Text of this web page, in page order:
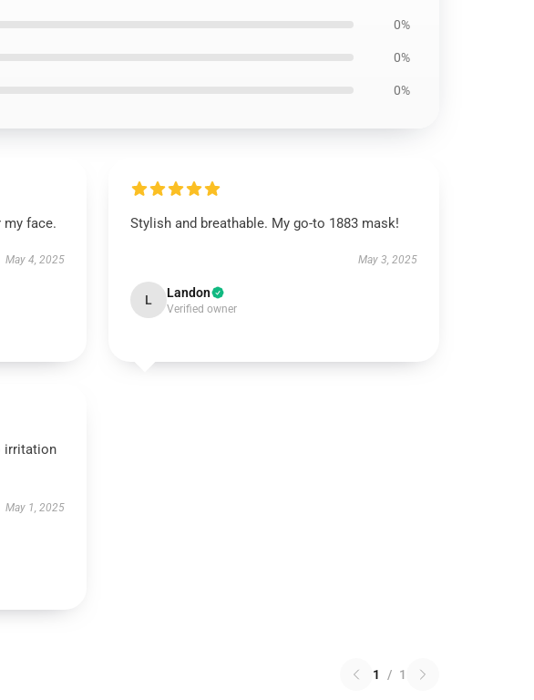
0%
0%
0%
face.
May 4, 2025
Stylish and breathable. My go-to 1883 mask!
May 3, 2025
L Landon
Verified owner
irritation
May 1, 2025
1 / 1